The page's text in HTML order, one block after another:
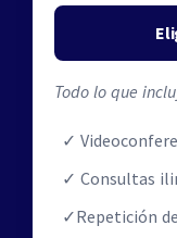
Todo lo que
Consultas
Repetición